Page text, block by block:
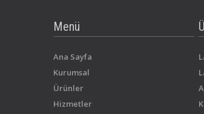
Menü
Ana Sayfa
Kurumsal
Ürünler
Hizmetler